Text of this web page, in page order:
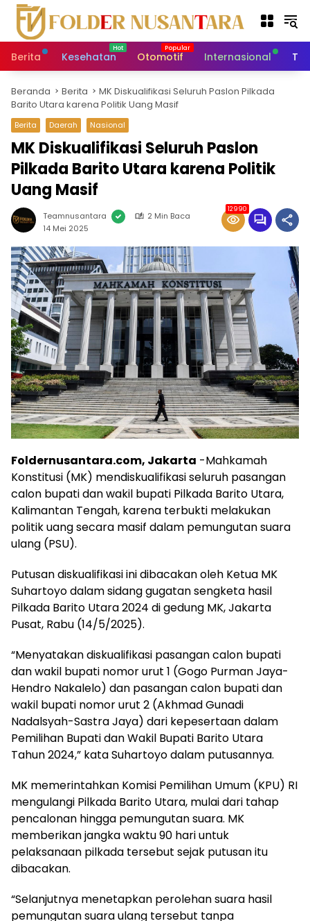
Berita Kesehatan Otomotif Internasional
Beranda Berita
MK Diskualifikasi Seluruh Paslon Pilkada
Barito Utara karena Politik Uang Masif
Berita Daerah Nasional
MK Diskualifikasi Seluruh Paslon
Pilkada Barito Utara karena Politik
Uang Masif
Teamnusantara
2 Min Baca
14 Mei 2025
12990
Foldernusantara.com, Jakarta -Mahkamah
Konstitusi (MK) mendiskualifikasi seluruh pasangan
calon bupati dan wakil bupati Pilkada Barito Utara,
Kalimantan Tengah, karena terbukti melakukan
politik uang secara masif dalam pemungutan suara
ulang (PSU).
Putusan diskualifikasi ini dibacakan oleh Ketua MK
Suhartoyo dalam sidang gugatan sengketa hasil
Pilkada Barito Utara 2024 di gedung MK, Jakarta
Pusat, Rabu (14/5/2025).
“Menyatakan diskualifikasi pasangan calon bupati
dan wakil bupati nomor urut 1 (Gogo Purman Jaya-
Hendro Nakalelo) dan pasangan calon bupati dan
wakil bupati nomor urut 2 (Akhmad Gunadi
Nadalsyah-Sastra Jaya) dari kepesertaan dalam
Pemilihan Bupati dan Wakil Bupati Barito Utara
Tahun 2024,” kata Suhartoyo dalam putusannya.
MK memerintahkan Komisi Pemilihan Umum (KPU) RI
mengulangi Pilkada Barito Utara, mulai dari tahap
pencalonan hingga pemungutan suara. MK
memberikan jangka waktu 90 hari untuk
pelaksanaan pilkada tersebut sejak putusan itu
dibacakan.
“Selanjutnya menetapkan perolehan suara hasil
pemungutan suara ulang tersebut tanpa